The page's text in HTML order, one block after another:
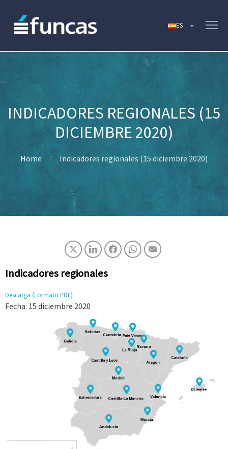
INDICADORES REGIONALES (15
DICIEMBRE 2020)
Home Indicadores regionales (15 diciembre 2020)
Indicadores regionales
Descarga (Formato PDF)
Fecha: 15 diciembre 2020